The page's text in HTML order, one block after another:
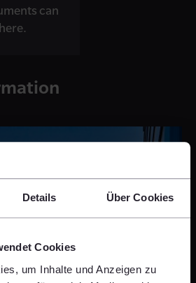
Details Über Cookies
Cookies
um Inhalte und Anzeigen zu
can